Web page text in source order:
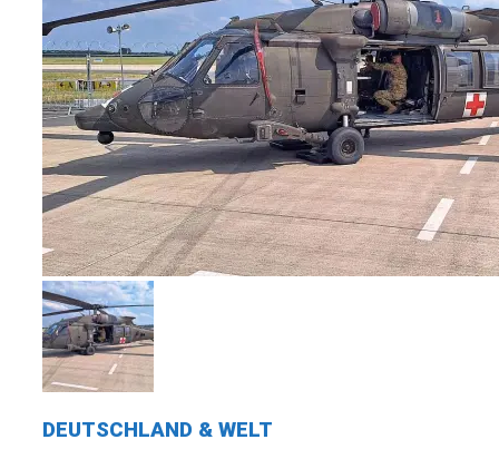
DEUTSCHLAND & WELT